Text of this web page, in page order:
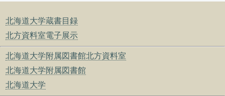
北海道大学蔵書目録
北方資料室電子展示
北海道大学附属図書館北方資料室
北海道大学附属図書館
北海道大学